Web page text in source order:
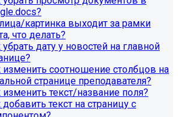
картинка выходит за рамки
что делать?
убрать дату у новостей на главной
изменить соотношение столбцов на
странице преподавателя?
изменить текст/название поля?
добавить текст на страницу с